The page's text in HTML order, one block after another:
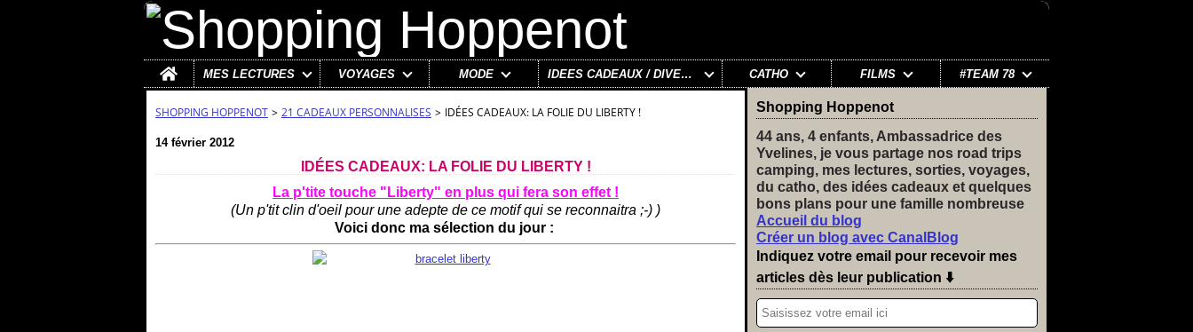
Home
MES LECTURES VOYAGES MODE IDÉES CADEAUX / DIVERS CATHO FILMS #TEAM 78
SHOPPING HOPPENOT > 21 CADEAUX PERSONNALISES > IDÉES CADEAUX: LA FOLIE DU LIBERTY !
14 février 2012
IDÉES CADEAUX: LA FOLIE DU LIBERTY !
La p'tite touche "Liberty" en plus qui fera son effet !
(Un p'tit clin d'oeil pour une adepte de ce motif qui se reconnaitra ;-) )
Voici donc ma sélection du jour :
Shopping Hoppenot
44 ans, 4 enfants, Ambassadrice des
Yvelines, je vous partage nos road trips
camping, mes lectures, sorties, voyages,
du catho, des idées cadeaux et quelques
bons plans pour une famille nombreuse
Accueil du blog
Créer un blog avec CanalBlog
Indiquez votre email pour recevoir mes
articles dès leur publication ⬇️